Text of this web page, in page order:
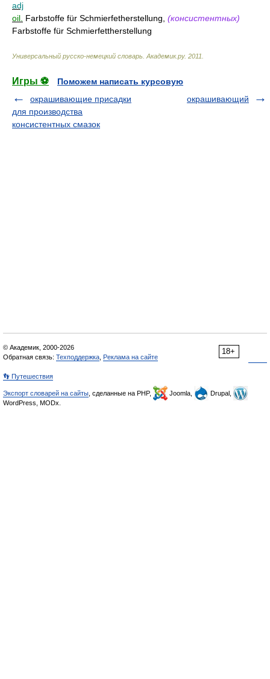
adj
oil. Farbstoffe für Schmierfetherstellung, (консистентных)
Farbstoffe für Schmierfettherstellung
Универсальный русско-немецкий словарь Академик.ру. 2011
Игры ⚽
Поможем написать курсовую
окрашивающие присадки
для производства
консистентных смазок
окрашивающий
18+
© Академик, 2000-2026
Обратная связь: Техподдержка Реклама на сайте
👣 Путешествия
Экспорт словарей на сайты , сделанные на PHP, Joomla,
Drupal,
WordPress, MODx.